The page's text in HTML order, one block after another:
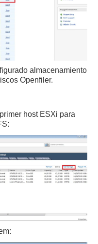
almacenamiento
Openfiler.
host ESXi para